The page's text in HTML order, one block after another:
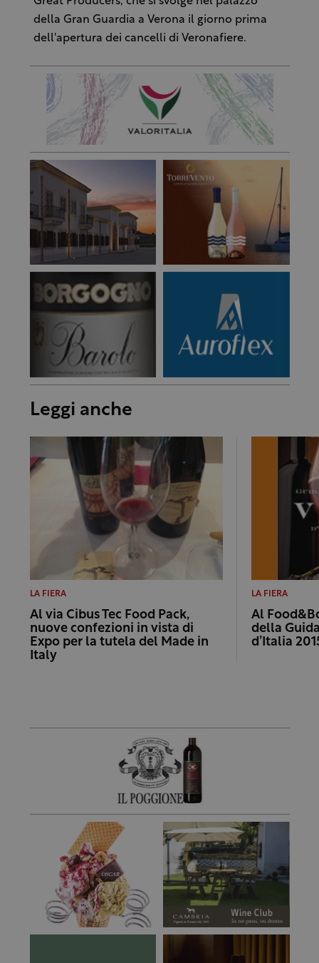
della Gran Guardia a Verona il giorno prima
dell'apertura dei cancelli di Veronafiere.
Leggi anche
LA FIERA
Al via Cibus Tec Food Pack,
nuove confezioni in vista di
Expo per la tutela del Made in
Italy
LA FIERA
Al
della
d’Italia